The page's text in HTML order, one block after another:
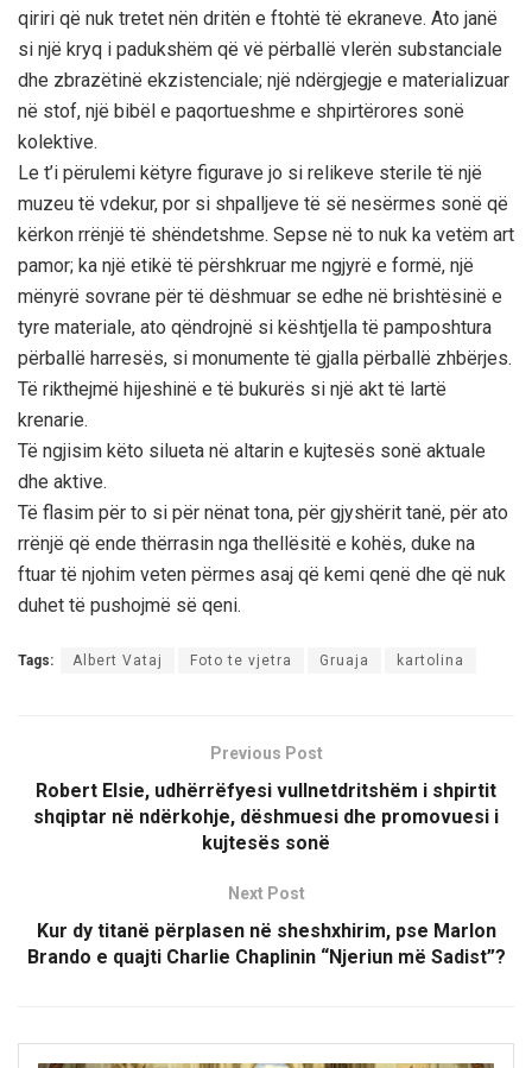
qiriri që nuk tretet nën dritën e ftohtë të ekraneve. Ato janë
si një kryq i padukshëm që vë përballë vlerën substanciale
dhe zbrazëtinë ekzistenciale; një ndërgjegje e materializuar
në stof, një bibël e paqortueshme e shpirtërores sonë
kolektive.
Le t’i përulemi këtyre figurave jo si relikeve sterile të një
muzeu të vdekur, por si shpalljeve të së nesërmes sonë që
kërkon rrënjë të shëndetshme. Sepse në to nuk ka vetëm art
pamor; ka një etikë të përshkruar me ngjyrë e formë, një
mënyrë sovrane për të dëshmuar se edhe në brishtësinë e
tyre materiale, ato qëndrojnë si kështjella të pamposhtura
përballë harresës, si monumente të gjalla përballë zhbërjes.
Të rikthejmë hijeshinë e të bukurës si një akt të lartë
krenarie.
Të ngjisim këto silueta në altarin e kujtesës sonë aktuale
dhe aktive.
Të flasim për to si për nënat tona, për gjyshërit tanë, për ato
rrënjë që ende thërrasin nga thellësitë e kohës, duke na
ftuar të njohim veten përmes asaj që kemi qenë dhe që nuk
duhet të pushojmë së qeni.
Tags: Albert Vataj Foto te vjetra Gruaja kartolina
Previous Post
Robert Elsie, udhërrëfyesi vullnetdritshëm i shpirtit
shqiptar në ndërkohje, dëshmuesi dhe promovuesi i
kujtesës sonë
Next Post
Kur dy titanë përplasen në sheshxhirim, pse Marlon
Brando e quajti Charlie Chaplinin “Njeriun më Sadist”?